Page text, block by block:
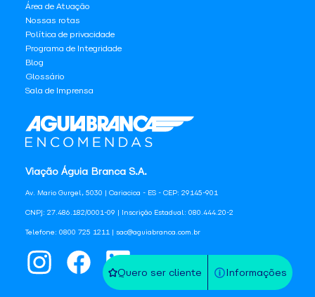
Quero ser cliente Informações
Viação Águia Branca S.A.
Av. Mario Gurgel, 5030 | Cariacica - ES - CEP: 29145-901
CNPJ: 27.486.182/0001-09 | Inscrição Estadual: 080.444.20-2
Telefone: 0800 725 1211 | sac@aguiabranca.com.br
Área de Atuação
Nossas rotas
Política de privacidade
Programa de Integridade
Blog
Glossário
Sala de Imprensa